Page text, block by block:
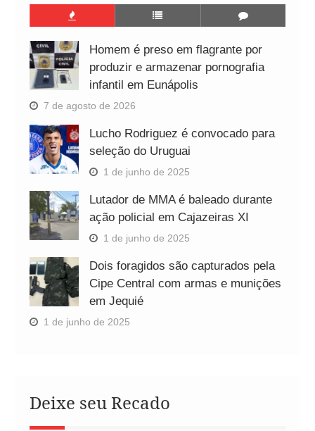
Homem é preso em flagrante por
produzir e armazenar pornografia
infantil em Eunápolis
7 de agosto de 2026
Lucho Rodriguez é convocado para
seleção do Uruguai
1 de junho de 2025
Lutador de MMA é baleado durante
ação policial em Cajazeiras XI
1 de junho de 2025
Dois foragidos são capturados pela
Cipe Central com armas e munições
em Jequié
1 de junho de 2025
Deixe seu Recado